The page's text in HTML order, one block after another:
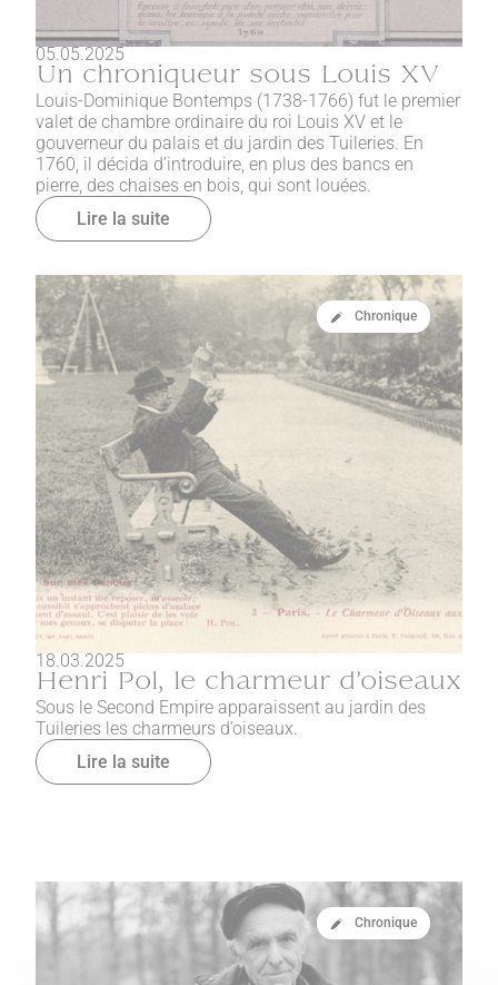
05.05.2025
Un chroniqueur sous Louis XV
Louis-Dominique Bontemps (1738-1766) fut le premier
valet de chambre ordinaire du roi Louis XV et le
gouverneur du palais et du jardin des Tuileries. En
1760, il décida d’introduire, en plus des bancs en
pierre, des chaises en bois, qui sont louées.
Lire la suite
Chronique
18.03.2025
Henri Pol, le charmeur d’oiseaux
Sous le Second Empire apparaissent au jardin des
Tuileries les charmeurs d’oiseaux.
Lire la suite
Chronique